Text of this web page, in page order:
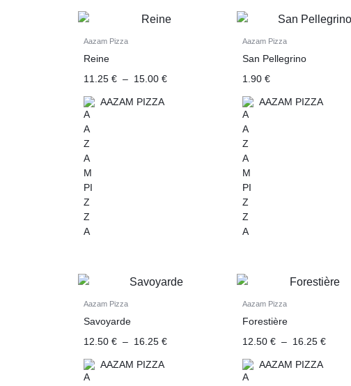
Aazam Pizza
Reine
11.25 € – 15.00 €
AAZAM PIZZA
Aazam Pizza
San Pellegrino
1.90 €
AAZAM PIZZA
Aazam Pizza
Savoyarde
12.50 € – 16.25 €
AAZAM PIZZA
Aazam Pizza
Forestière
12.50 € – 16.25 €
AAZAM PIZZA